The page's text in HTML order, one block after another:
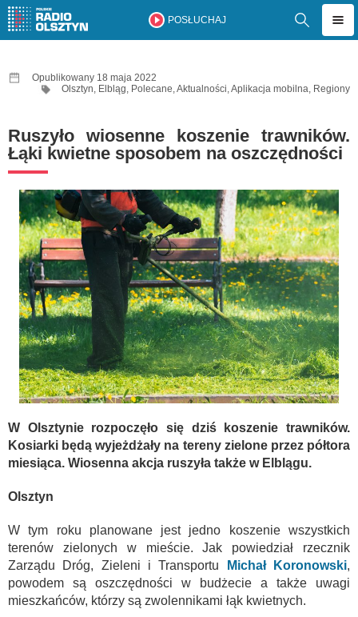
POSŁUCHAJ
Opublikowany 18 maja 2022
Olsztyn, Elbląg, Polecane,Aktualności,Aplikacja mobilna, Regiony
Ruszyło wiosenne koszenie trawników.
Łąki kwietne sposobem na oszczędności
W Olsztynie rozpoczęło się dziś koszenie trawników.
Kosiarki będą wyjeżdżały na tereny zielone przez półtora
miesiąca. Wiosenna akcja ruszyła także w Elblągu.
Olsztyn
W tym roku planowane jest jedno koszenie wszystkich
terenów zielonych w mieście. Jak powiedział rzecznik
Zarządu Dróg, Zieleni i Transportu
Michał Koronowski,
powodem są oszczędności w budżecie a także uwagi
mieszkańców, którzy są zwolennikami łąk kwietnych.